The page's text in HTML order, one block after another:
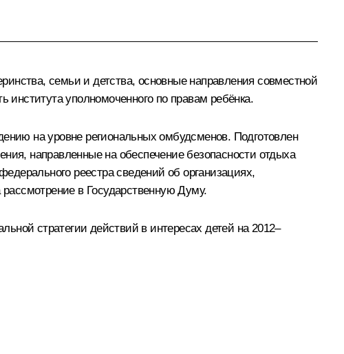
семьи и детства, основные направления совместной
уполномоченного по правам ребёнка.
на уровне региональных омбудсменов. Подготовлен
направленные на обеспечение безопасности отдыха
реестра сведений об организациях,
в Государственную Думу.
стратегии действий в интересах детей на 2012–